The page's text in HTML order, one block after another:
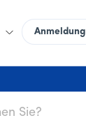
Anmeldung